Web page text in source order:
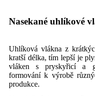
Nasekané uhlíkové
Uhlíková vlákna z
kratší délka, tím lepší je
vláken s pryskyřicí a
formování k výrobě
produkce.